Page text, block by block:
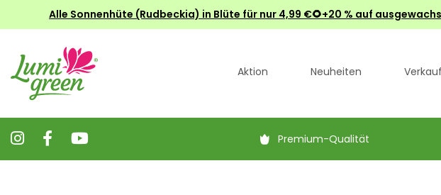
Alle Sonnenhüte (Rudbeckia) in Blüte für nur 4,99 €🌻+20 % auf
Aktion Neuheiten Verkauf
Premium-Qualität